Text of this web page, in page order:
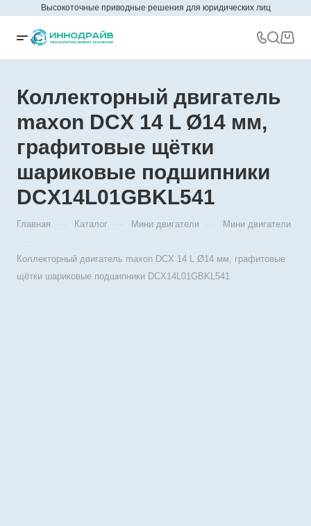
Высокоточные приводные решения для юридических лиц
Коллекторный двигатель
maxon DCX 14 L Ø14 мм,
графитовые щётки
шариковые подшипники
DCX14L01GBKL541
Главная Каталог Мини двигатели Мини двигатели
Коллекторный двигатель maxon DCX 14 L Ø14 мм, графитовые
щётки шариковые подшипники DCX14L01GBKL541